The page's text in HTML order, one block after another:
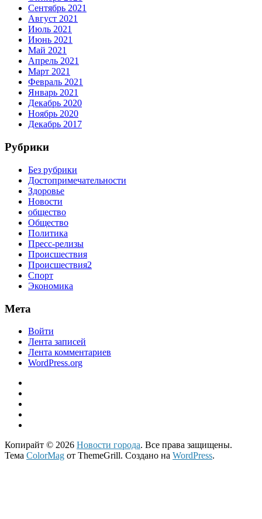
Сентябрь 2021
Август 2021
Июль 2021
Июнь 2021
Май 2021
Апрель 2021
Март 2021
Февраль 2021
Январь 2021
Декабрь 2020
Ноябрь 2020
Декабрь 2017
Рубрики
Без рубрики
Достопримечательности
Здоровье
Новости
общество
Общество
Политика
Пресс-релизы
Происшествия
Происшествия2
Спорт
Экономика
Мета
Войти
Лента записей
Лента комментариев
WordPress.org
Копирайт © 2026 Новости города. Все права защищены.
Тема ColorMag от ThemeGrill. Создано на WordPress.